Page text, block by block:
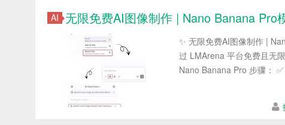
AI 无限免费AI图像制作 | Nano Banana Pro
✨ 无限免费AI图像制作 |
过 LMArena 平台免费且无
Nano Banana Pro 步骤：